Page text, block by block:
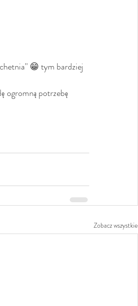
😁 tym bardziej
ogromną potrzebę
Zobacz wszystkie